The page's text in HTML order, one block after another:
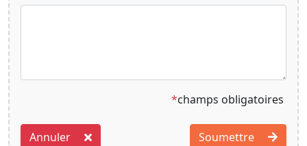
*champs obligatoires
Annuler Soumettre